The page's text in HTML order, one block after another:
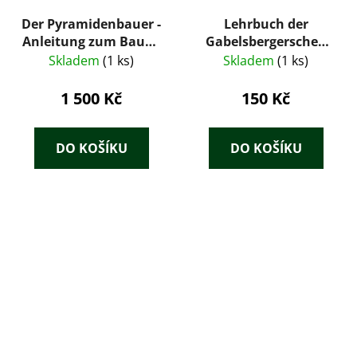
Der Pyramidenbauer -
Anleitung zum Bauen
turnerischer Gruppen
Skladem (1 ks)
1 500 Kč
DO KOŠÍKU
Lehrbuch der
Gabelsbergerschen
Stenographie
Debattenschrift) für
Skladem (1 ks)
150 Kč
DO KOŠÍKU